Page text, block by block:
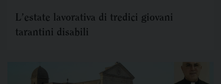
L’estate lavorativa di tredici giovani
tarantini disabili